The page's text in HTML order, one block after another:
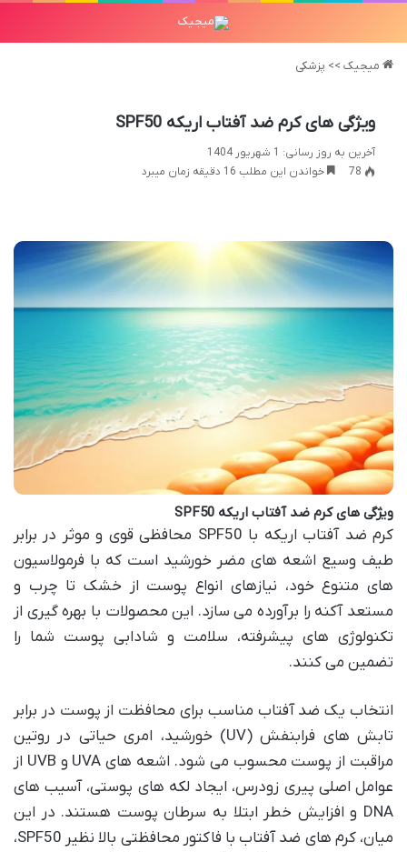
میجیک >> پزشکی
ویژگی های کرم ضد آفتاب اریکه SPF50
آخرین به روز رسانی: 1 شهریور 1404
78
خواندن این مطلب 16 دقیقه زمان میبرد
ویژگی های کرم ضد آفتاب اریکه SPF50
کرم ضد آفتاب اریکه با SPF50 محافظی قوی و موثر در برابر
طیف وسیع اشعه های مضر خورشید است که با فرمولاسیون
های متنوع خود، نیازهای انواع پوست از خشک تا چرب و
مستعد آکنه را برآورده می سازد. این محصولات با بهره گیری از
تکنولوژی های پیشرفته، سلامت و شادابی پوست شما را
تضمین می کنند.
انتخاب یک ضد آفتاب مناسب برای محافظت از پوست در برابر
تابش های فرابنفش (UV) خورشید، امری حیاتی در روتین
مراقبت از پوست محسوب می شود. اشعه های UVA و UVB از
عوامل اصلی پیری زودرس، ایجاد لکه های پوستی، آسیب های
DNA و افزایش خطر ابتلا به سرطان پوست هستند. در این
میان، کرم های ضد آفتاب با فاکتور محافظتی بالا نظیر SPF50،